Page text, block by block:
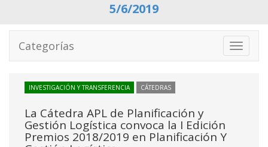
5/6/2019
Toggle
Categorías
INVESTIGACIÓN Y TRANSFERENCIA CÁTEDRAS
La Cátedra APL de Planificación y
Gestión Logística convoca la I Edición
Premios 2018/2019 en Planificación Y